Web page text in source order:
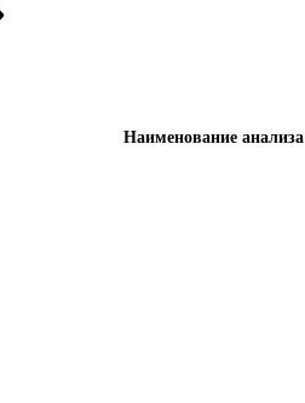
Наименование анализа